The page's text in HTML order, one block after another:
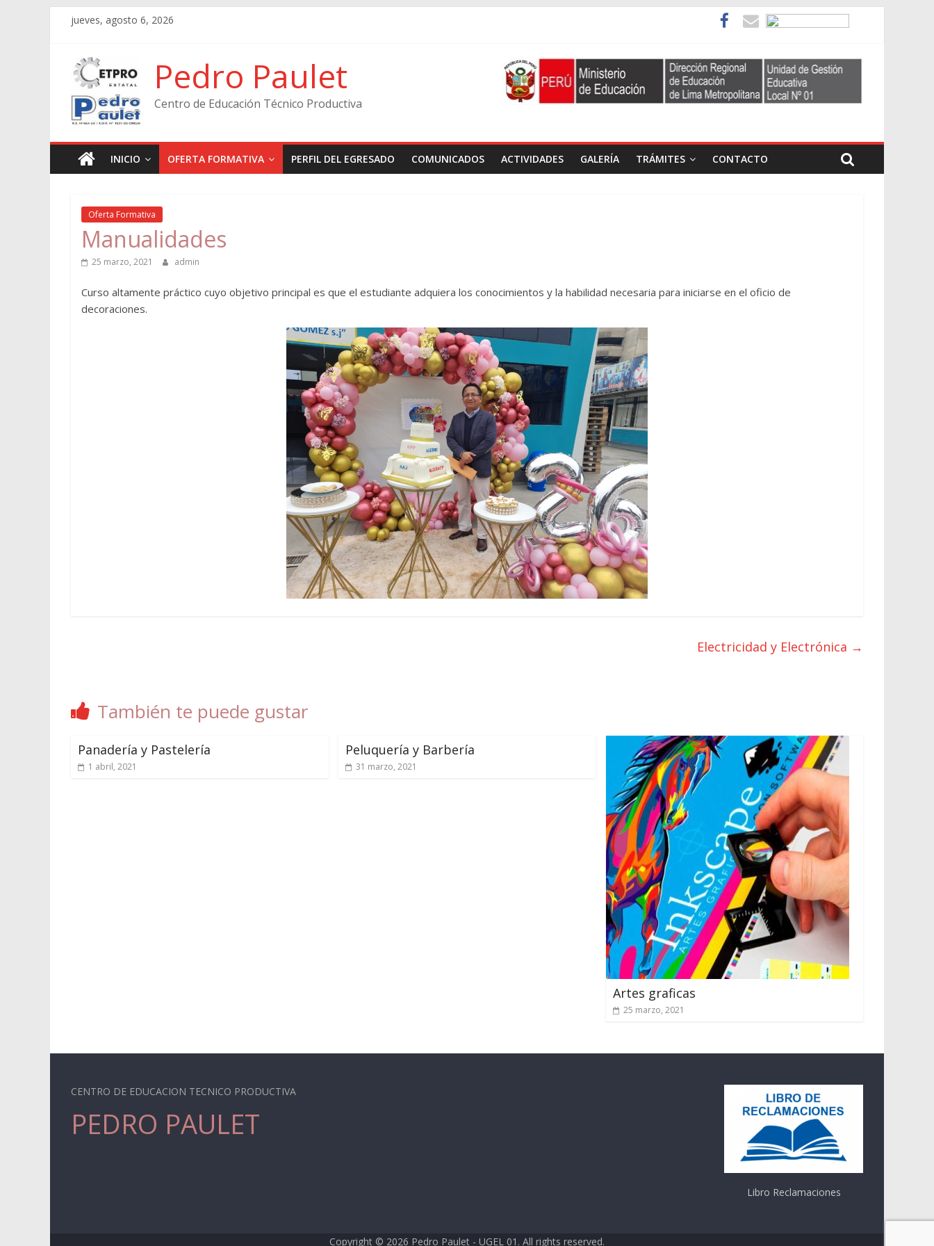
jueves, agosto 6, 2026
Pedro Paulet
Centro de Educación Técnico Productiva
INICIO OFERTA FORMATIVA PERFIL DEL EGRESADO COMUNICADOS ACTIVIDADES GALERÍA TRÁMITES CONTACTO
Oferta Formativa
Manualidades
25 marzo, 2021 admin
Curso altamente práctico cuyo objetivo principal es que el estudiante adquiera los conocimientos y la habilidad necesaria para iniciarse en el oficio de
decoraciones.
Electricidad y Electrónica →
También te puede gustar
Panadería y Pastelería
1 abril, 2021
Peluquería y Barbería
31 marzo, 2021
Artes graficas
25 marzo, 2021
CENTRO DE EDUCACION TECNICO PRODUCTIVA
PEDRO PAULET
Libro Reclamaciones
Copyright © 2026 Pedro Paulet - UGEL 01. All rights reserved.